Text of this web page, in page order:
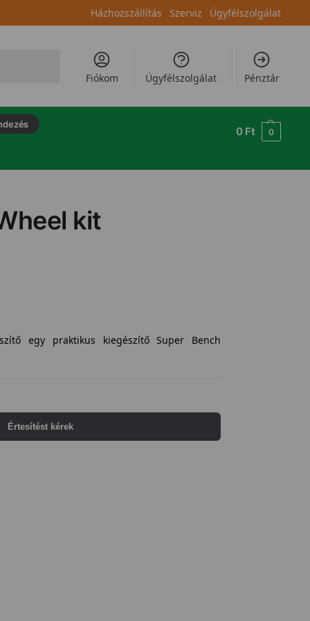
Házhozszállítás Szerviz Ügyfélszolgálat
Fiókom Ügyfélszolgálat Pénztár
0 Ft 0
kit
egy praktikus kiegészítő Super Bench
Értesítést kérek